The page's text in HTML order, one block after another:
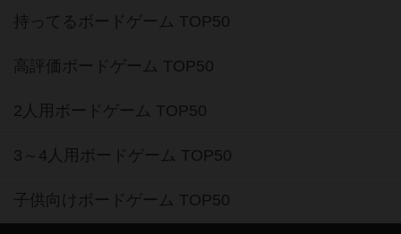
持ってるボードゲーム TOP50
高評価ボードゲーム TOP50
2人用ボードゲーム TOP50
3～4人用ボードゲーム TOP50
子供向けボードゲーム TOP50